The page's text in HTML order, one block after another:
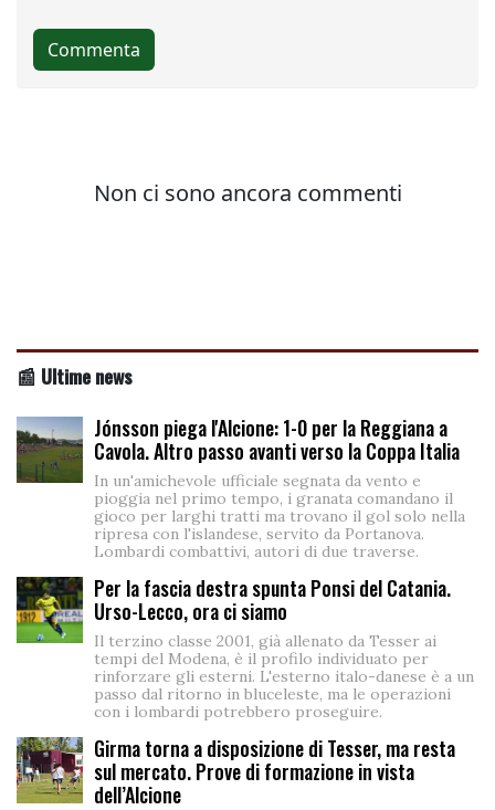
📰 Ultime news
Jónsson piega l'Alcione: 1-0 per la Reggiana a
Cavola. Altro passo avanti verso la Coppa Italia
In un'amichevole ufficiale segnata da vento e
pioggia nel primo tempo, i granata comandano il
gioco per larghi tratti ma trovano il gol solo nella
ripresa con l'islandese, servito da Portanova.
Lombardi combattivi, autori di due traverse.
Per la fascia destra spunta Ponsi del Catania.
Urso-Lecco, ora ci siamo
Il terzino classe 2001, già allenato da Tesser ai
tempi del Modena, è il profilo individuato per
rinforzare gli esterni. L'esterno italo-danese è a un
passo dal ritorno in bluceleste, ma le operazioni
con i lombardi potrebbero proseguire.
Girma torna a disposizione di Tesser, ma resta
sul mercato. Prove di formazione in vista
dell’Alcione